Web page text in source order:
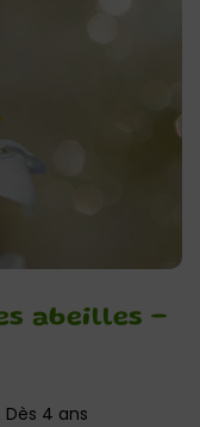
abeilles –
Dès 4 ans